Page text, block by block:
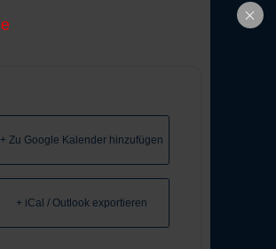
+ Zu Google Kalender hinzufügen
+ iCal / Outlook exportieren